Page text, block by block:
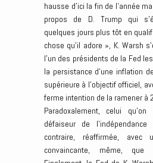
hausse d’ici la fin de l’année
propos de D. Trump qui
quelques jours plus tôt en
chose qu’il adore », K. Warsh
l’un des présidents de la Fed
la persistance d’une inflation
supérieure à l’objectif officiel,
ferme intention de la ramener à
Paradoxalement, celui
défaiseur de
contraire, réaffirmée, avec
convaincante, même, que